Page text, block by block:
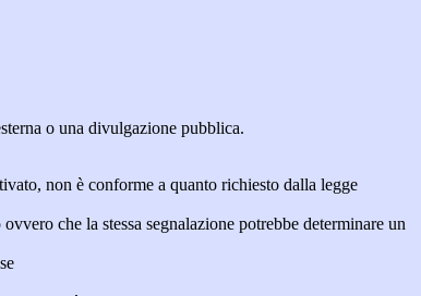
o una divulgazione pubblica.
non è conforme a quanto richiesto dalla legge
che la stessa segnalazione potrebbe determinare un